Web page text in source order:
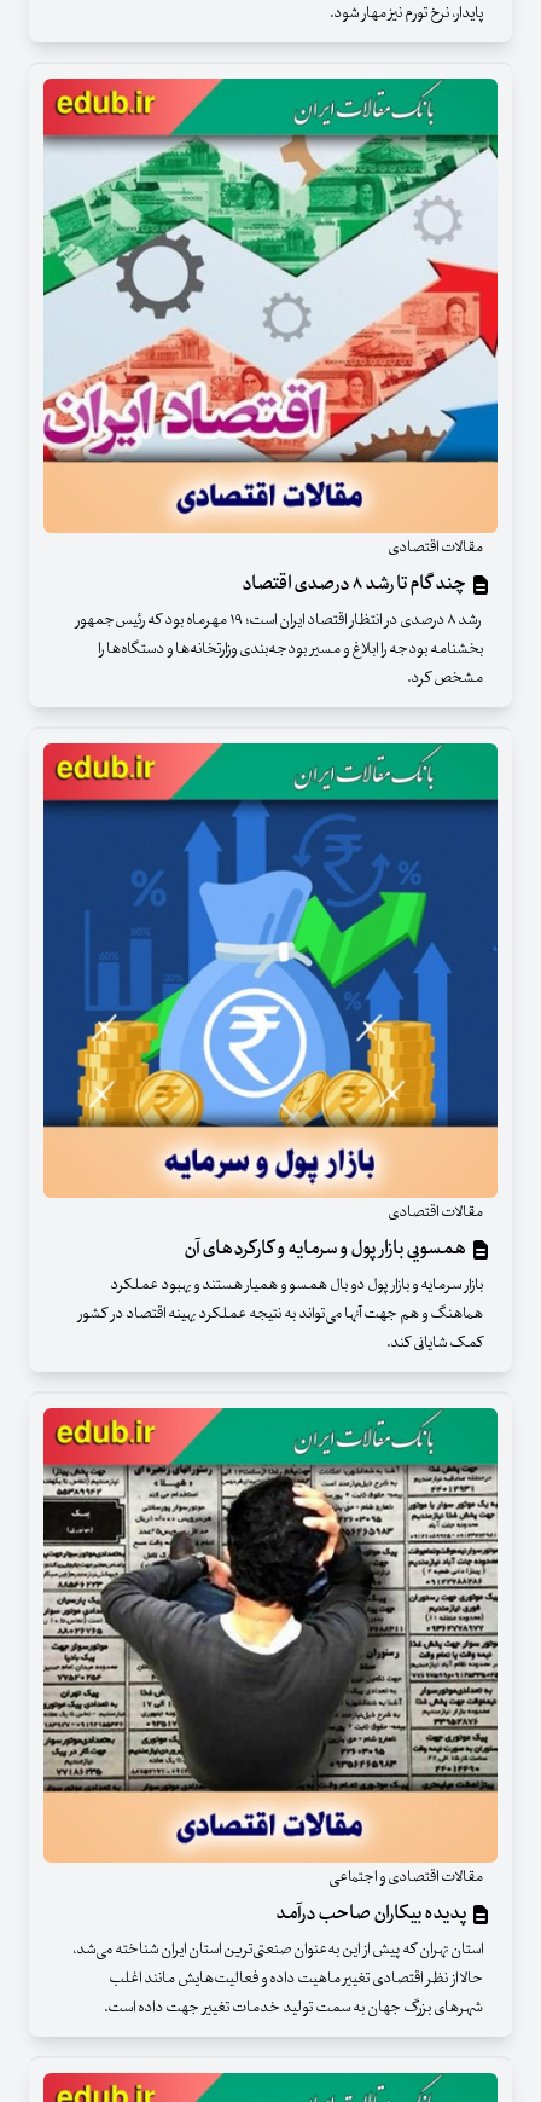
پایدار، نرخ تورم نیز مهار شود.
مقالات اقتصادی
چند گام تا رشد ۸ درصدی اقتصاد
رشد ۸ درصدی در انتظار اقتصاد ایران است؛ ۱۹ مهرماه بود که رئیس‌جمهور
بخشنامه بودجه را ابلاغ و مسیر بودجه‌بندی وزارتخانه‌ها و دستگاه‌ها را
مشخص کرد.
مقالات اقتصادی
همسویی بازار پول و سرمایه و کارکردهای آن
بازار سرمایه و بازار پول دو بال همسو و همیار هستند و بهبود عملکرد
هماهنگ و هم جهت آنها می‌تواند به نتیجه عملکرد بهینه اقتصاد در کشور
کمک شایانی کند.
مقالات اقتصادی و اجتماعی
پدیده بیکاران صاحب درآمد
استان تهران که پیش از این به‌عنوان صنعتی‌ترین استان ایران شناخته می‌شد،
حالا از نظر اقتصادی تغییر ماهیت داده و فعالیت‌هایش مانند اغلب
شهرهای بزرگ جهان به سمت تولید خدمات تغییر جهت داده است.